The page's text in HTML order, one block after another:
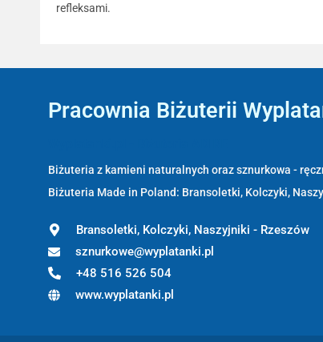
refleksami.
Pracownia Biżuterii
Biżuteria z kamieni naturalnych oraz sznurkowa -
Biżuteria Made in Poland: Bransoletki, Kolczyki,
Bransoletki, Kolczyki, Naszyjniki - Rzeszów
sznurkowe@wyplatanki.pl
+48 516 526 504
www.wyplatanki.pl